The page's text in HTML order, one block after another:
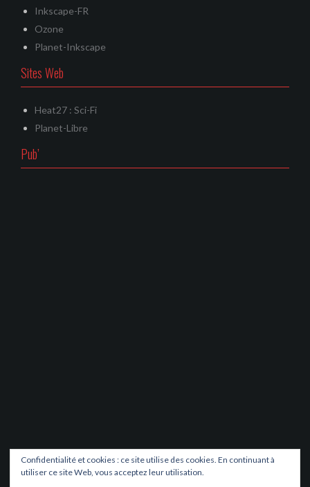
Inkscape-FR
Ozone
Planet-Inkscape
Sites Web
Heat27 : Sci-Fi
Planet-Libre
Pub’
Confidentialité et cookies : ce site utilise des cookies. En continuant à
utiliser ce site Web, vous acceptez leur utilisation.